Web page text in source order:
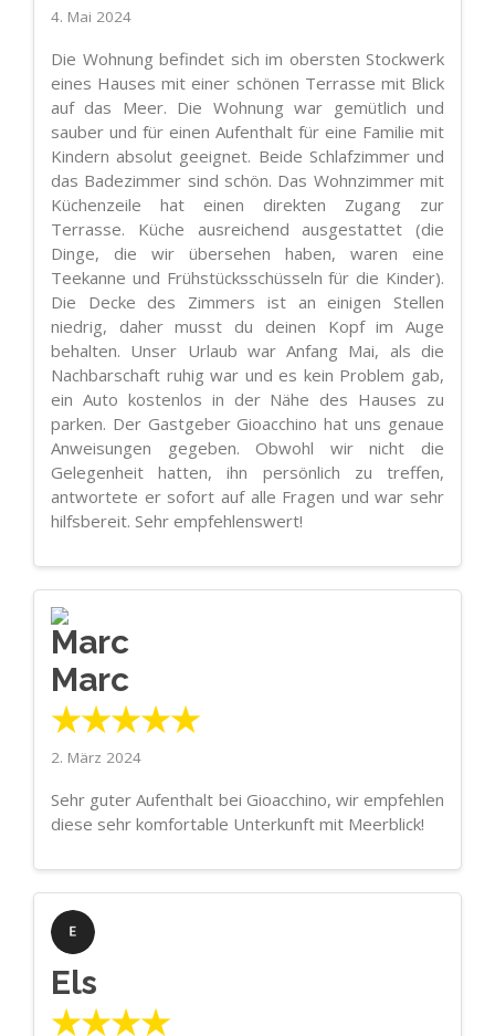
4. Mai 2024
Die Wohnung befindet sich im obersten Stockwerk
eines Hauses mit einer schönen Terrasse mit Blick
auf das Meer. Die Wohnung war gemütlich und
sauber und für einen Aufenthalt für eine Familie mit
Kindern absolut geeignet. Beide Schlafzimmer und
das Badezimmer sind schön. Das Wohnzimmer mit
Küchenzeile hat einen direkten Zugang zur
Terrasse. Küche ausreichend ausgestattet (die
Dinge, die wir übersehen haben, waren eine
Teekanne und Frühstücksschüsseln für die Kinder).
Die Decke des Zimmers ist an einigen Stellen
niedrig, daher musst du deinen Kopf im Auge
behalten. Unser Urlaub war Anfang Mai, als die
Nachbarschaft ruhig war und es kein Problem gab,
ein Auto kostenlos in der Nähe des Hauses zu
parken. Der Gastgeber Gioacchino hat uns genaue
Anweisungen gegeben. Obwohl wir nicht die
Gelegenheit hatten, ihn persönlich zu treffen,
antwortete er sofort auf alle Fragen und war sehr
hilfsbereit. Sehr empfehlenswert!
Marc
★★★★★
2. März 2024
Sehr guter Aufenthalt bei Gioacchino, wir empfehlen
diese sehr komfortable Unterkunft mit Meerblick!
Els
★★★★